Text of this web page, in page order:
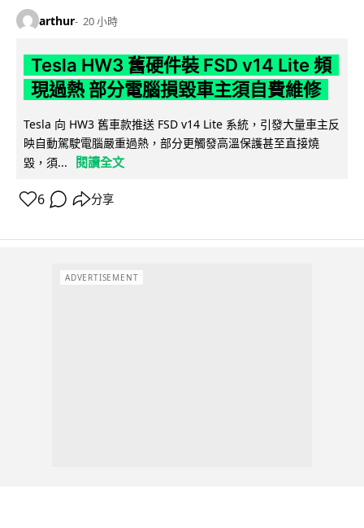
arthur 20 小時
Tesla HW3 舊硬件裝 FSD v14 Lite 頻
現過熱 部分電腦損毀車主須自費維修
Tesla 向 HW3 舊車款推送 FSD v14 Lite 系統，引發大量車主反
映自動駕駛電腦嚴重過熱，部分更觸發高溫保護甚至直接燒
毀，須...
閱讀全文
6 分享
ADVERTISEMENT